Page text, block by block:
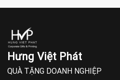
Hưng Việt Phát
QUÀ TẶNG DOANH NGHIỆP